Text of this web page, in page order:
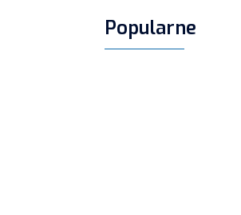
Popularne